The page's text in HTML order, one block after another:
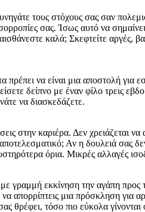
τους στόχους σας σαν
σας. Ίσως αυτό να
καλά; Σκεφτείτε αργές,
πρέπει να είναι μια αποστολή για
δείπνο με έναν φίλο τρεις
να διασκεδάζετε.
στην καριέρα. Δεν χρειάζεται
Αν η δουλειά σας
όρια. Μικρές αλλαγές
γραμμή εκκίνηση την αγάπη προς
απορρίπτεις μια πρόσκληση για
θρέφει, τόσο πιο εύκολα γίνονται